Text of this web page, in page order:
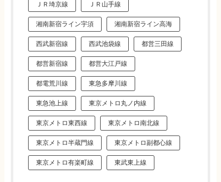
ＪＲ埼京線 ＪＲ山手線
湘南新宿ライン宇須 湘南新宿ライン高海
西武新宿線 西武池袋線 都営三田線
都営新宿線 都営大江戸線
都電荒川線 東急多摩川線
東急池上線 東京メトロ丸ノ内線
東京メトロ東西線 東京メトロ南北線
東京メトロ半蔵門線 東京メトロ副都心線
東京メトロ有楽町線 東武東上線